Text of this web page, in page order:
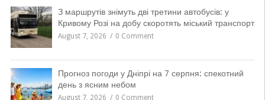
З маршрутів знімуть дві третини автобусів: у
Кривому Розі на добу скоротять міський транспорт
August 7, 2026 0 Comment
Прогноз погоди у Дніпрі на 7 серпня: спекотний
день з ясним небом
August 7, 2026 0 Comment